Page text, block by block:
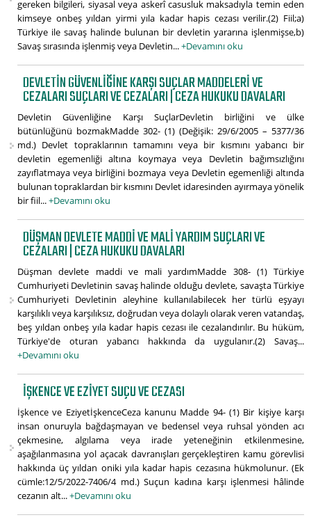
gereken bilgileri, siyasal veya askerî casusluk maksadıyla temin eden
kimseye onbeş yıldan yirmi yıla kadar hapis cezası verilir.(2) Fiil;a)
Türkiye ile savaş halinde bulunan bir devletin yararına işlenmişse,b)
Savaş sırasında işlenmiş veya Devletin...+Devamını oku
DEVLETIN GÜVENLIĞINE KARŞI SUÇLAR MADDELERI VE
CEZALARI SUÇLARI VE CEZALARI | CEZA HUKUKU DAVALARI
Devletin Güvenliğine Karşı SuçlarDevletin birliğini ve ülke
bütünlüğünü bozmakMadde 302- (1) (Değişik: 29/6/2005 – 5377/36
md.) Devlet topraklarının tamamını veya bir kısmını yabancı bir
devletin egemenliği altına koymaya veya Devletin bağımsızlığını
zayıflatmaya veya birliğini bozmaya veya Devletin egemenliği altında
bulunan topraklardan bir kısmını Devlet idaresinden ayırmaya yönelik
bir fiil...+Devamını oku
DÜŞMAN DEVLETE MADDI VE MALI YARDIM SUÇLARI VE
CEZALARI | CEZA HUKUKU DAVALARI
Düşman devlete maddi ve mali yardımMadde 308- (1) Türkiye
Cumhuriyeti Devletinin savaş halinde olduğu devlete, savaşta Türkiye
Cumhuriyeti Devletinin aleyhine kullanılabilecek her türlü eşyayı
karşılıklı veya karşılıksız, doğrudan veya dolaylı olarak veren vatandaş,
beş yıldan onbeş yıla kadar hapis cezası ile cezalandırılır. Bu hüküm,
Türkiye'de oturan yabancı hakkında da uygulanır.(2) Savaş...
+Devamını oku
İŞKENCE VE EZIYET SUÇU VE CEZASI
İşkence ve EziyetİşkenceCeza kanunu Madde 94- (1) Bir kişiye karşı
insan onuruyla bağdaşmayan ve bedensel veya ruhsal yönden acı
çekmesine, algılama veya irade yeteneğinin etkilenmesine,
aşağılanmasına yol açacak davranışları gerçekleştiren kamu görevlisi
hakkında üç yıldan oniki yıla kadar hapis cezasına hükmolunur. (Ek
cümle:12/5/2022-7406/4 md.) Suçun kadına karşı işlenmesi hâlinde
cezanın alt...+Devamını oku